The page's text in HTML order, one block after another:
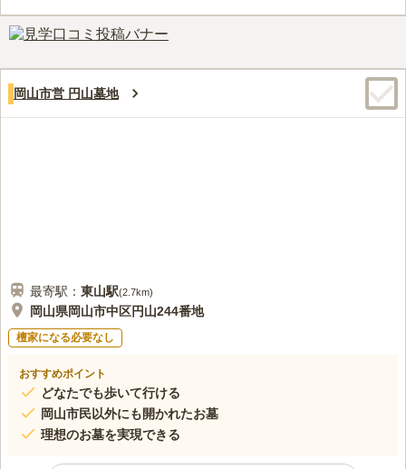
ってお参りすることができるのも嬉しいポイントです。
口コミ評価
岡山市営 円山墓地
最寄駅： 東山駅(2.7km)
岡山県岡山市中区円山244番地
檀家になる必要なし
おすすめポイント
どなたでも歩いて行ける
岡山市民以外にも開かれたお墓
理想のお墓を実現できる